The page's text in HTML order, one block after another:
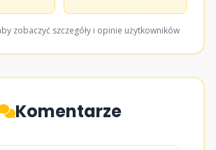
zobaczyć szczegóły i opinie użytkowników
Komentarze